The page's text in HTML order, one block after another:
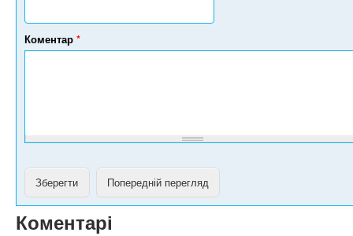
л
е
ф
Коментар *
Коментарі